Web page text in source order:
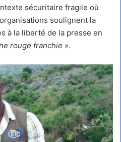
sécuritaire fragile où
soulignent la
à la liberté de la presse en
rouge franchie ».